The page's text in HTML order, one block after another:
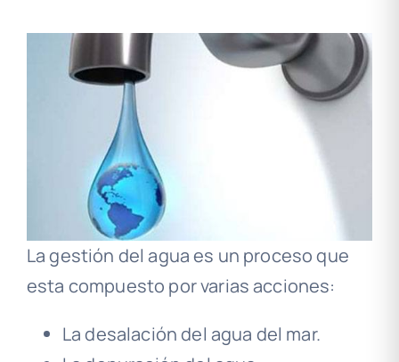
La gestión del agua es un proceso que
esta compuesto por varias acciones:
La desalación del agua del mar.